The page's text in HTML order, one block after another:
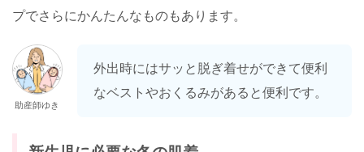
プでさらにかんたんなものもあります。
助産師ゆき
外出時にはサッと脱ぎ着せができて便利
なベストやおくるみがあると便利です。